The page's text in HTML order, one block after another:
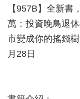
【957B】全新書
萬：投資晚鳥退
市變成你的搖錢
月28日